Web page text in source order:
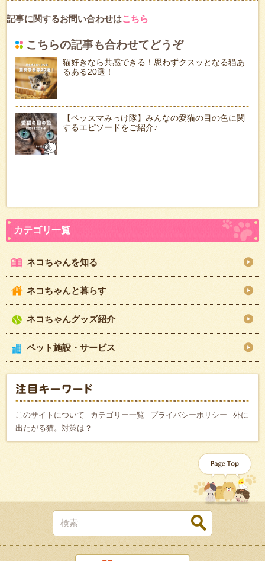
記事に関するお問い合わせはこちら
こちらの記事も合わせてどうぞ
猫好きなら共感できる！思わずクスッとなる猫あ
るある20選！
【ペッスマみっけ隊】みんなの愛猫の目の色に関
するエピソードをご紹介♪
ネコちゃんを知る
ネコちゃんと暮らす
ネコちゃんグッズ紹介
ペット施設・サービス
このサイトについて カテゴリー一覧 プライバシーポリシー
外に
出たがる猫。対策は？